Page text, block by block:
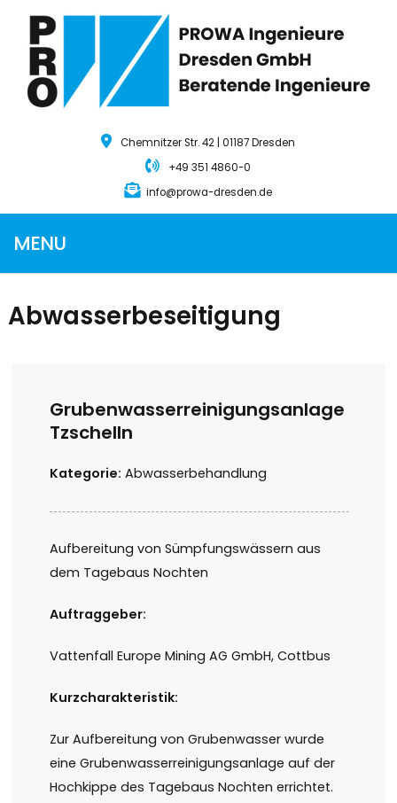
Chemnitzer Str. 42 | 01187 Dresden
+49 351 4860-0
info@prowa-dresden.de
MENU
Abwasserbeseitigung
Grubenwasserreinigungsanlage
Tzschelln
Kategorie: Abwasserbehandlung
Aufbereitung von Sümpfungswässern aus
dem Tagebaus Nochten
Auftraggeber:
Vattenfall Europe Mining AG GmbH, Cottbus
Kurzcharakteristik:
Zur Aufbereitung von Grubenwasser wurde
eine Grubenwasserreinigungsanlage auf der
Hochkippe des Tagebaus Nochten errichtet.